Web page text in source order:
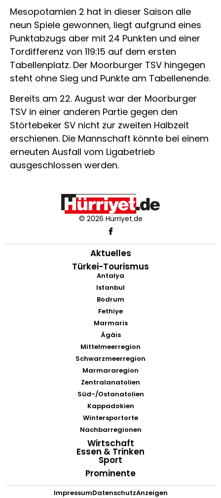
Mesopotamien 2 hat in dieser Saison alle
neun Spiele gewonnen, liegt aufgrund eines
Punktabzugs aber mit 24 Punkten und einer
Tordifferenz von 119:15 auf dem ersten
Tabellenplatz. Der Moorburger TSV hingegen
steht ohne Sieg und Punkte am Tabellenende.
Bereits am 22. August war der Moorburger
TSV in einer anderen Partie gegen den
Störtebeker SV nicht zur zweiten Halbzeit
erschienen. Die Mannschaft könnte bei einem
erneuten Ausfall vom Ligabetrieb
ausgeschlossen werden.
© 2026 Hürriyet.de
Aktuelles
Türkei-Tourismus
Antalya
Istanbul
Bodrum
Fethiye
Marmaris
Ägäis
Mittelmeerregion
Schwarzmeerregion
Marmararegion
Zentralanatolien
Süd-/Ostanatolien
Kappadokien
Wintersportorte
Nachbarregionen
Wirtschaft
Essen & Trinken
Sport
Prominente
ImpressumDatenschutzAnzeigen